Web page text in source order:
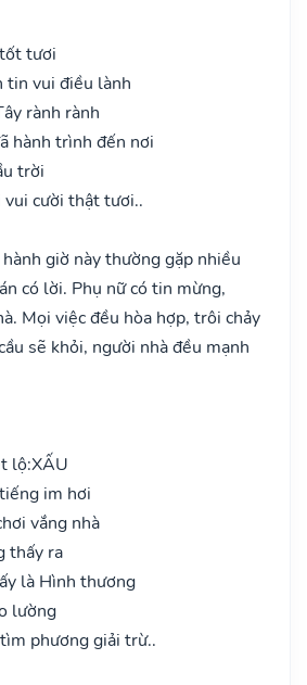
tươi
tin vui điều lành
rành rành
hành trình đến nơi
trời
cười thật tươi..
giờ này thường gặp nhiều
có lời. Phụ nữ có tin mừng,
Mọi việc đều hòa hợp, trôi chảy
sẽ khỏi, người nhà đều mạnh
lộ:XẤU
im hơi
vắng nhà
thấy ra
là Hình thương
lường
phương giải trừ..